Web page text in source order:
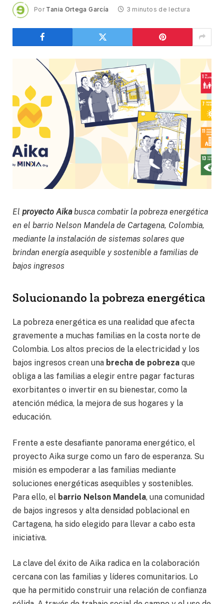
Por Tania Ortega García 3 minutos de lectura
El proyecto Aikabusca combatir la pobreza energética
en el barrio Nelson Mandela de Cartagena, Colombia,
mediante la instalación de sistemas solares que
brindan energía asequible y sostenible a familias de
bajos ingresos
Solucionando la pobreza energética
La pobreza energética es una realidad que afecta
gravemente a muchas familias en la costa norte de
Colombia. Los altos precios de la electricidad y los
bajos ingresos crean una brecha de pobreza que
obliga a las familias a elegir entre pagar facturas
exorbitantes o invertir en su bienestar, como la
atención médica, la mejora de sus hogares y la
educación.
Frente a este desafiante panorama energético, el
proyecto Aika surge como un faro de esperanza. Su
misión es empoderar a las familias mediante
soluciones energéticas asequibles y sostenibles.
Para ello, el barrio Nelson Mandela, una comunidad
de bajos ingresos y alta densidad poblacional en
Cartagena, ha sido elegido para llevar a cabo esta
iniciativa.
La clave del éxito de Aika radica en la colaboración
cercana con las familias y líderes comunitarios. Lo
que ha permitido construir una relación de confianza